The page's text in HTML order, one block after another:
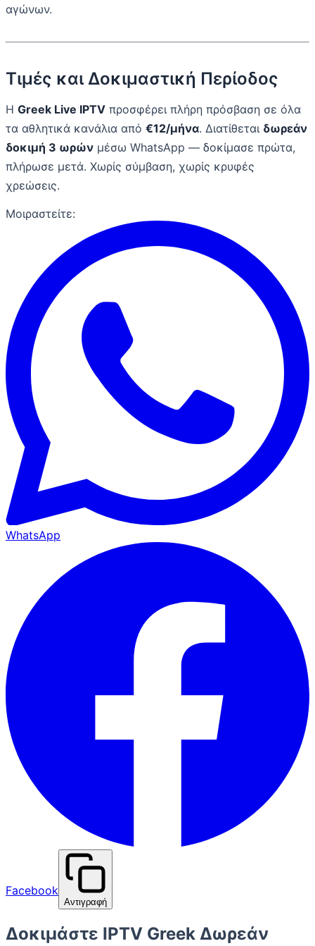
αγώνων.
Τιμές και Δοκιμαστική Περίοδος
Η Greek Live IPTV προσφέρει πλήρη πρόσβαση σε όλα
τα αθλητικά κανάλια από €12/μήνα. Διατίθεται δωρεάν
δοκιμή 3 ωρών μέσω WhatsApp — δοκίμασε πρώτα,
πλήρωσε μετά. Χωρίς σύμβαση, χωρίς κρυφές
χρεώσεις.
Μοιραστείτε:
WhatsApp
Facebook
Αντιγραφή
Δοκιμάστε IPTV Greek Δωρεάν